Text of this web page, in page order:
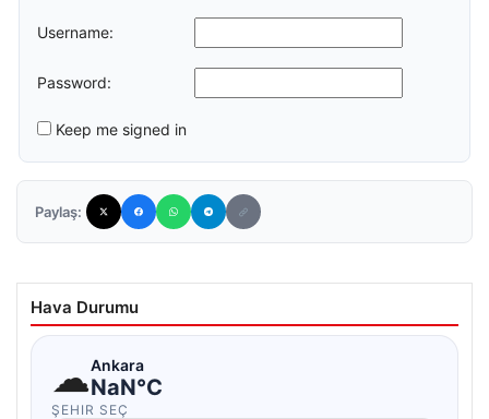
Username:
Password:
Keep me signed in
Paylaş:
Hava Durumu
☁Ankara
NaN°C
ŞEHIR SEÇ